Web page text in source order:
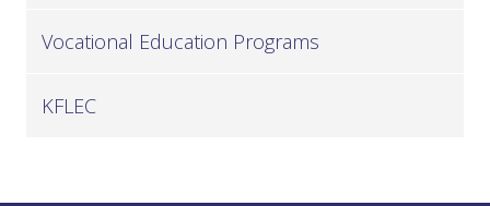
Vocational Education Programs
KFLEC